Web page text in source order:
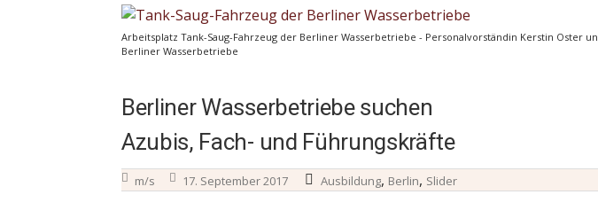
Arbeitsplatz Tank-Saug-Fahrzeug der Berliner Wasserbetriebe - Personalvorständin Kerstin Oster
Berliner Wasserbetriebe
Berliner Wasserbetriebe suchen
Azubis, Fach- und Führungskräfte
m/s 17. September 2017 Ausbildung, Berlin, Slider